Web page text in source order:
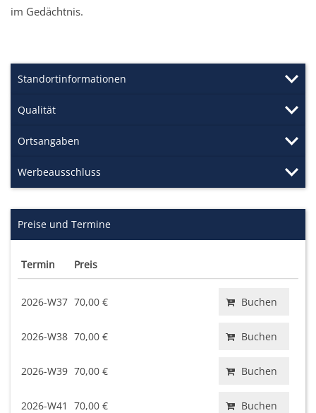
im Gedächtnis.
Standortinformationen
Qualität
Ortsangaben
Werbeausschluss
Preise und Termine
Termin Preis
2026-W37 70,00 € Buchen
2026-W38 70,00 € Buchen
2026-W39 70,00 € Buchen
2026-W41 70,00 € Buchen